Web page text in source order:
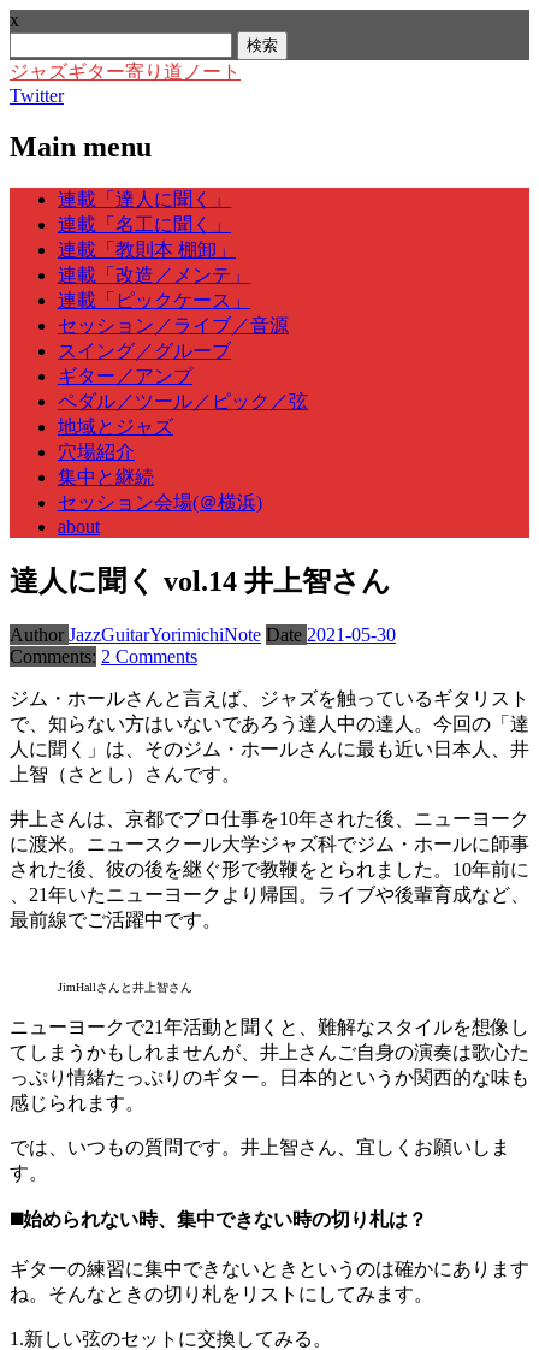
x
索:
ジャズギター寄り道ノート
Twitter
Main menu
Skip
content
連載「達人に聞く」
連載「名工に聞く」
連載「教則本 棚卸」
連載「改造／メンテ」
連載「ピックケース」
セッション／ライブ／音源
スイング／グルーブ
ギター／アンプ
ペダル／ツール／ピック／弦
地域とジャズ
穴場紹介
集中と継続
セッション会場(＠横浜)
about
達人に聞く vol.14 井上智さん
Author JazzGuitarYorimichiNote Date 2021-05-30
Comments: 2 Comments
ジム・ホールさんと言えば、ジャズを触っているギタリスト
で、知らない方はいないであろう達人中の達人。今回の「達
人に聞く」は、そのジム・ホールさんに最も近い日本人、井
上智（さとし）さんです。
井上さんは、京都でプロ仕事を10年された後、ニューヨーク
に渡米。ニュースクール大学ジャズ科でジム・ホールに師事
された後、彼の後を継ぐ形で教鞭をとられました。10年前に
、21年いたニューヨークより帰国。ライブや後輩育成など、
最前線でご活躍中です。
JimHallさんと井上智さん
ニューヨークで21年活動と聞くと、難解なスタイルを想像し
てしまうかもしれませんが、井上さんご自身の演奏は歌心た
っぷり情緒たっぷりのギター。日本的というか関西的な味も
感じられます。
では、いつもの質問です。井上智さん、宜しくお願いしま
す。
◼️始められない時、集中できない時の切り札は？
ギターの練習に集中できないときというのは確かにあります
ね。そんなときの切り札をリストにしてみます。
1.新しい弦のセットに交換してみる。